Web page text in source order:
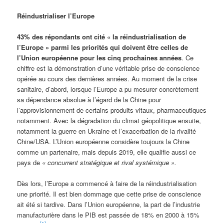
Réindustrialiser l’Europe
43% des répondants ont cité « la réindustrialisation de
l’Europe » parmi les priorités qui doivent être celles de
l’Union européenne pour les cinq prochaines années. Ce
chiffre est la démonstration d’une véritable prise de conscience
opérée au cours des dernières années. Au moment de la crise
sanitaire, d’abord, lorsque l’Europe a pu mesurer concrètement
sa dépendance absolue à l’égard de la Chine pour
l’approvisionnement de certains produits vitaux, pharmaceutiques
notamment. Avec la dégradation du climat géopolitique ensuite,
notamment la guerre en Ukraine et l’exacerbation de la rivalité
Chine/USA. L’Union européenne considère toujours la Chine
comme un partenaire, mais depuis 2019, elle qualifie aussi ce
pays de « concurrent stratégique et rival systémique ».
Dès lors, l’Europe a commencé à faire de la réindustrialisation
une priorité. Il est bien dommage que cette prise de conscience
ait été si tardive. Dans l’Union européenne, la part de l’industrie
manufacturière dans le PIB est passée de 18% en 2000 à 15%